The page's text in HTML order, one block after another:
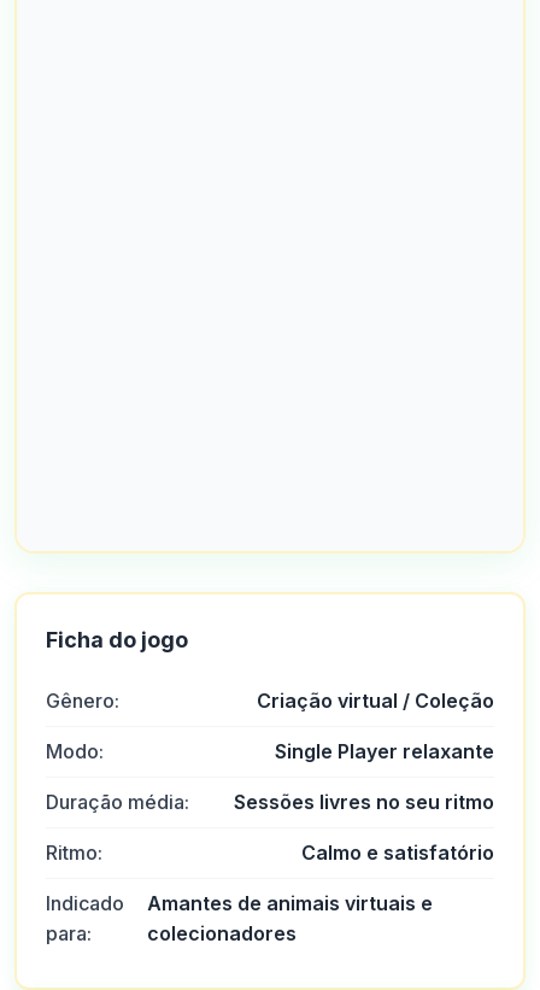
Ficha do jogo
Gênero: Criação virtual / Coleção
Modo: Single Player relaxante
Duração média: Sessões livres no seu ritmo
Ritmo: Calmo e satisfatório
Indicado
para:
Amantes de animais virtuais e
colecionadores